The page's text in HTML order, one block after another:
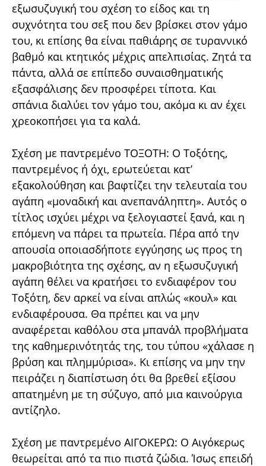
εξωσυζυγική του σχέση το είδος και τη
συχνότητα του σεξ που δεν βρίσκει στον γάμο
του, κι επίσης θα είναι παθιάρης σε τυραννικό
βαθμό και κτητικός μέχρις απελπισίας. Ζητά τα
πάντα, αλλά σε επίπεδο συναισθηματικής
εξασφάλισης δεν προσφέρει τίποτα. Και
σπάνια διαλύει τον γάμο του, ακόμα κι αν έχει
χρεοκοπήσει για τα καλά.
Σχέση με παντρεμένο ΤΟΞΟΤΗ: Ο Τοξότης,
παντρεμένος ή όχι, ερωτεύεται κατ’
εξακολούθηση και βαφτίζει την τελευταία του
αγάπη «μοναδική και ανεπανάληπτη». Αυτός ο
τίτλος ισχύει μέχρι να ξελογιαστεί ξανά, και η
επόμενη να πάρει τα πρωτεία. Πέρα από την
απουσία οποιασδήποτε εγγύησης ως προς τη
μακροβιότητα της σχέσης, αν η εξωσυζυγική
αγάπη θέλει να κρατήσει το ενδιαφέρον του
Τοξότη, δεν αρκεί να είναι απλώς «κουλ» και
ενδιαφέρουσα. Θα πρέπει και να μην
αναφέρεται καθόλου στα μπανάλ προβλήματα
της καθημερινότητάς της, του τύπου «χάλασε η
βρύση και πλημμύρισα». Κι επίσης να μην την
πειράζει η διαπίστωση ότι θα βρεθεί εξίσου
απατημένη με τη σύζυγο, από μια καινούργια
αντίζηλο.
Σχέση με παντρεμένο ΑΙΓΟΚΕΡΩ: Ο Αιγόκερως
θεωρείται από τα πιο πιστά ζώδια. Ίσως επειδή